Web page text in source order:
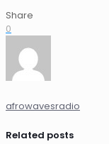
Share
0
afrowavesradio
Related posts